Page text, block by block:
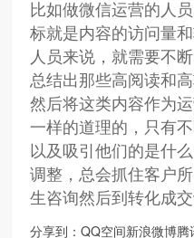
比如做微信运营的人
标就是内容的访问量
人员来说，就需要不
总结出那些高阅读和
然后将这类内容作为
一样的道理的，只有
以及吸引他们的是什
调整，总会抓住客户
生咨询然后到转化成交
分享到：QQ空间新浪微博腾